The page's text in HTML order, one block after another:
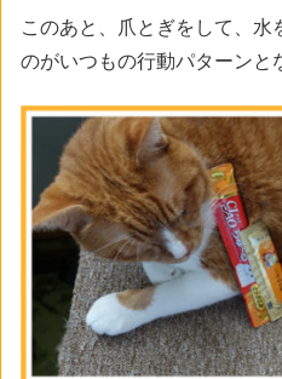
このあと、爪とぎをして、水
のがいつもの行動パターンと